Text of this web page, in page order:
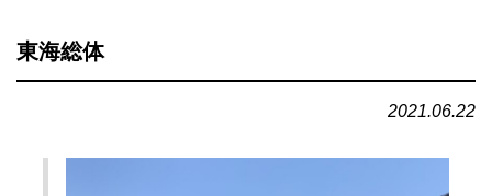
東海総体
2021.06.22